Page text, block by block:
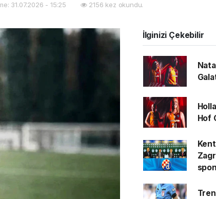
31.07.2026 - 15:25 2156 kez okundu.
İlginizi Çekebilir
Hof